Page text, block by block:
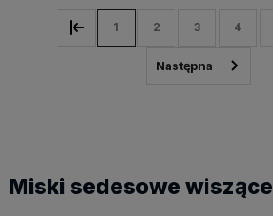
1 2 3 4
Miski sedesowe wiszące